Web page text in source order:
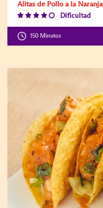
Alitas de Pollo a la Naranja
Dificultad
150 Minutos